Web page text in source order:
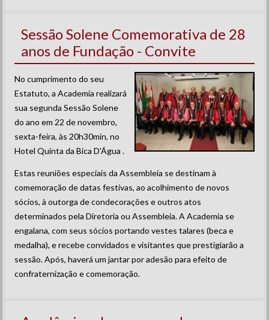
Sessão Solene Comemorativa de 28
anos de Fundação - Convite
No cumprimento do seu
Estatuto, a Academia realizará
sua segunda Sessão Solene
do ano em 22 de novembro,
sexta-feira, às 20h30min, no
Hotel Quinta da Bica D'Água .
Estas reuniões especiais da Assembleia se destinam à
comemoração de datas festivas, ao acolhimento de novos
sócios, à outorga de condecorações e outros atos
determinados pela Diretoria ou Assembleia. A Academia se
engalana, com seus sócios portando vestes talares (beca e
medalha), e recebe convidados e visitantes que prestigiarão a
sessão. Após, haverá um jantar por adesão para efeito de
confraternização e comemoração.